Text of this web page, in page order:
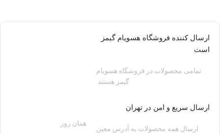
ارسال کننده فروشگاه هسویام گیمز
است
تمامی محصولات در فروشگاه هسویام
گیمز هستند
ارسال سریع و امن در تهران
ارسال همه محصولات به آدرس معین
همان روز